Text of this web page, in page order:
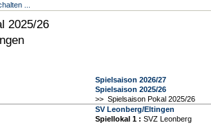
...
2025/26
Spielsaison 2026/27
Spielsaison 2025/26
>> Spielsaison Pokal 2025/26
SV Leonberg/Eltingen
Spiellokal 1 : SVZ Leonberg